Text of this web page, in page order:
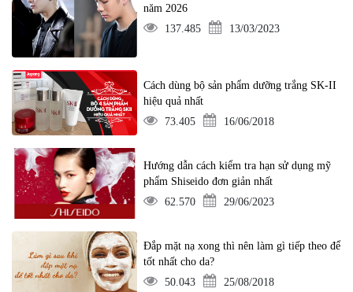
năm 2026
137.485
13/03/2023
Cách dùng bộ sản phẩm dưỡng trắng SK-II
hiệu quả nhất
73.405
16/06/2018
Hướng dẫn cách kiểm tra hạn sử dụng mỹ
phẩm Shiseido đơn giản nhất
62.570
29/06/2023
Đắp mặt nạ xong thì nên làm gì tiếp theo để
tốt nhất cho da?
50.043
25/08/2018